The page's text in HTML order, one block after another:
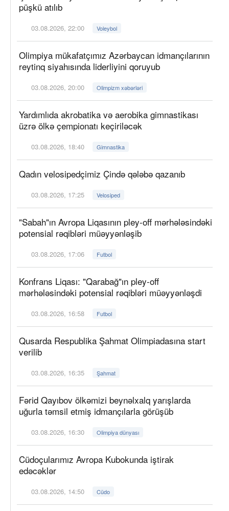
püşkü atılıb
03.08.2026, 22:00 Voleybol
Olimpiya mükafatçımız Azərbaycan idmançılarının
reytinq siyahısında liderliyini qoruyub
03.08.2026, 20:00 Olimpizm xəbərləri
Yardımlıda akrobatika və aerobika gimnastikası
üzrə ölkə çempionatı keçiriləcək
03.08.2026, 18:40 Gimnastika
Qadın velosipedçimiz Çində qələbə qazanıb
03.08.2026, 17:25 Velosiped
"Sabah"ın Avropa Liqasının pley-off mərhələsindəki
potensial rəqibləri müəyyənləşib
03.08.2026, 17:06 Futbol
Konfrans Liqası: "Qarabağ"ın pley-off
mərhələsindəki potensial rəqibləri müəyyənləşdi
03.08.2026, 16:58 Futbol
Qusarda Respublika Şahmat Olimpiadasına start
verilib
03.08.2026, 16:35 Şahmat
Fərid Qayıbov ölkəmizi beynəlxalq yarışlarda
uğurla təmsil etmiş idmançılarla görüşüb
03.08.2026, 16:30 Olimpiya dünyası
Cüdoçularımız Avropa Kubokunda iştirak
edəcəklər
03.08.2026, 14:50 Cüdo